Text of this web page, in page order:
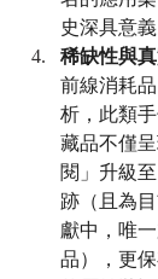
史深具意義
稀缺性與
前線消耗
析，此類
藏品不僅
閱」升級
跡（且為
獻中，唯
品），更